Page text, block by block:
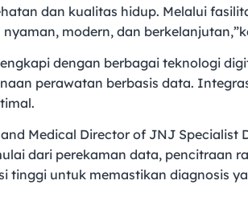
dan kualitas hidup. Melalui
modern, dan
dengan berbagai teknologi
perawatan berbasis data.
and Medical Director of JNJ
dari perekaman data, pencitraan
tinggi untuk memastikan diagnosis